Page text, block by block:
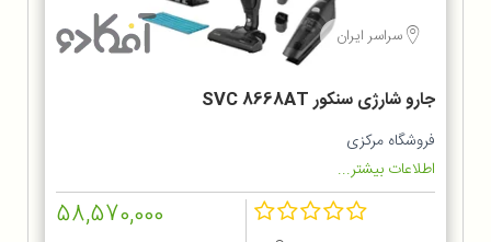
سراسر ایران
جارو شارژی سنکور SVC 8668AT
فروشگاه مرکزی
اطلاعات بیشتر...
58,570,000